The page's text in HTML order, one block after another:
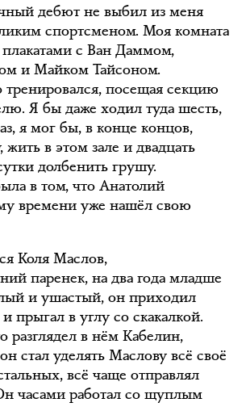
дебют не выбил из меня
спортсменом. Моя комната
с Ван Даммом,
и Майком Тайсоном.
посещая секцию
Я бы даже ходил туда шесть,
я мог бы, в конце концов,
в этом зале и двадцать
долбенить грушу.
в том, что Анатолий
времени уже нашёл свою
Коля Маслов,
паренек, на два года младше
и ушастый, он приходил
прыгал в углу со скакалкой.
разглядел в нём Кабелин,
стал уделять Маслову всё своё
всё чаще отправлял
часами работал со щуплым